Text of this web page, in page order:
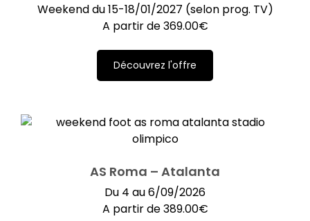
Weekend du 15-18/01/2027 (selon prog. TV)
A partir de369.00€
Découvrez l'offre
AS Roma – Atalanta
Du 4 au 6/09/2026
A partir de389.00€